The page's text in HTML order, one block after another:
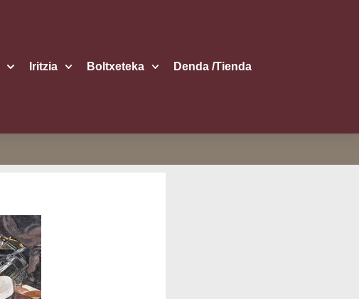
Iritzia Boltxe­te­ka Den­da /​Tien­da